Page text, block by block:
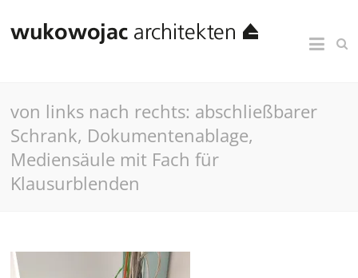
von links nach rechts: abschließbarer
Schrank, Dokumentenablage,
Mediensäule mit Fach für
Klausurblenden